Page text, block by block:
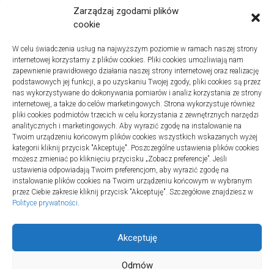
Zarządzaj zgodami plików
cookie
W celu świadczenia usług na najwyższym poziomie w ramach naszej strony
internetowej korzystamy z plików cookies. Pliki cookies umożliwiają nam
zapewnienie prawidłowego działania naszej strony internetowej oraz realizację
podstawowych jej funkcji, a po uzyskaniu Twojej zgody, pliki cookies są przez
nas wykorzystywane do dokonywania pomiarów i analiz korzystania ze strony
internetowej, a także do celów marketingowych. Strona wykorzystuje również
pliki cookies podmiotów trzecich w celu korzystania z zewnętrznych narzędzi
analitycznych i marketingowych. Aby wyrazić zgodę na instalowanie na
Twoim urządzeniu końcowym plików cookies wszystkich wskazanych wyżej
kategorii kliknij przycisk "Akceptuję". Poszczególne ustawienia plików cookies
możesz zmieniać po kliknięciu przycisku „Zobacz preferencje”. Jeśli
ustawienia odpowiadają Twoim preferencjom, aby wyrazić zgodę na
instalowanie plików cookies na Twoim urządzeniu końcowym w wybranym
przez Ciebie zakresie kliknij przycisk "Akceptuję". Szczegółowe znajdziesz w
Polityce prywatności.
Akceptuję
Odmów
Turystyka
Jak wybrać dobrą firmę do instalacji
sanitarnych w szpitalach
20 lipca 2025